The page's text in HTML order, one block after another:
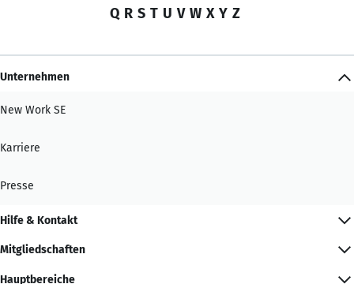
Q R S T U V W X Y Z
Unternehmen
New Work SE
Karriere
Presse
Hilfe & Kontakt
Mitgliedschaften
Hauptbereiche